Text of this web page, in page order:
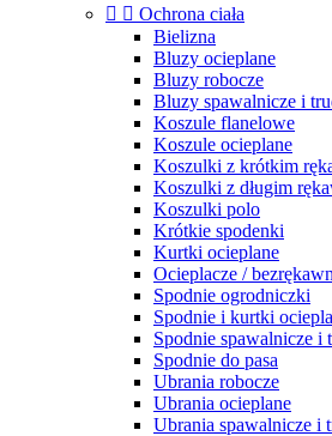
  Ochrona ciała
Bielizna
Bluzy ocieplane
Bluzy robocze
Bluzy spawalnicze i
Koszule flanelowe
Koszule ocieplane
Koszulki z krótkim
Koszulki z długim
Koszulki polo
Krótkie spodenki
Kurtki ocieplane
Ocieplacze /
Spodnie ogrodniczki
Spodnie i kurtki
Spodnie spawalnicze i
Spodnie do pasa
Ubrania robocze
Ubrania ocieplane
Ubrania spawalnicze i